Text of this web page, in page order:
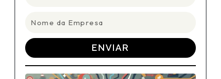
Empresa
ENVIAR